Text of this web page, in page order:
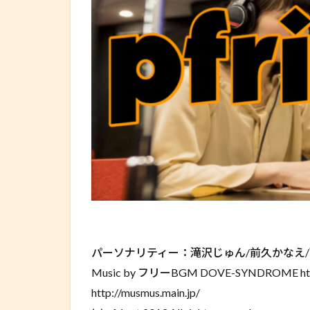
パーソナリティー：滝沢じゅん/前久かなえ
Music by フリーBGM DOVE-SYNDROME
http://musmus.main.jp/